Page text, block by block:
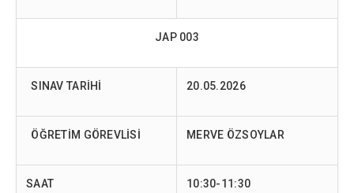
JAP 003
SINAV TARİHİ 20.05.2026
ÖĞRETİM GÖREVLİSİ MERVE ÖZSOYLAR
SAAT 10:30-11:30